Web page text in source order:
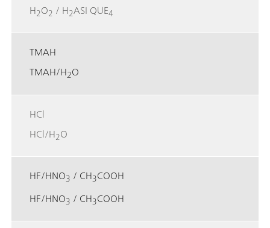
H2O2 / H2ASI QUE4
TMAH
TMAH/H2O
HCl
HCl/H2O
HF/HNO3 / CH3COOH
HF/HNO3 / CH3COOH